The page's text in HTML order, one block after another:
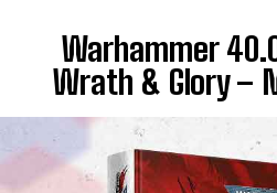
Warhammer
Wrath & Glory –